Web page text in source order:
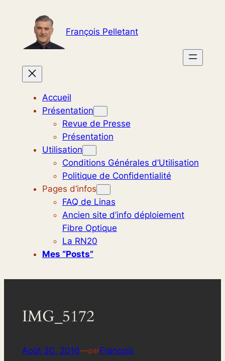
contenu
François Pelletant
Accueil
Présentation
Revue de Presse
Présentation
Utilisation
Conditions Générales d’Utilisation
Politique de Confidentialité
Pages d’infos
FAQ de Linas
Ancien site d’info déploiement
Fibre Optique
La RN20
Mes “posts”
IMG_5172
Août 30, 2016—parFrancois